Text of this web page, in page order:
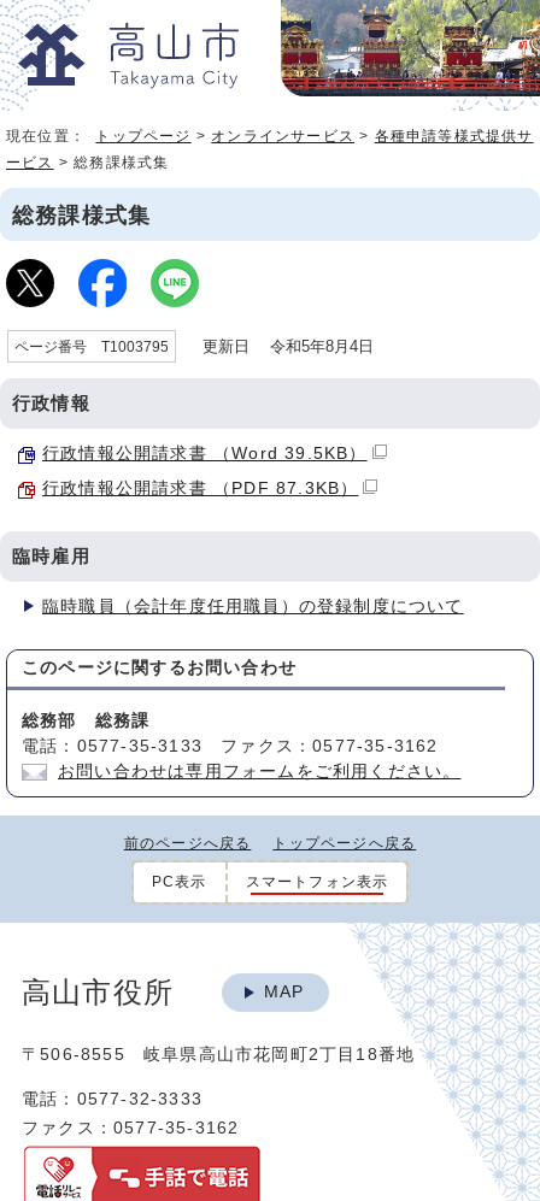
現在位置： トップページ > オンラインサービス > 各種申請等様式提供サ
ービス > 総務課様式集
総務課様式集
ページ番号 T1003795 更新日 令和5年8月4日
行政情報
行政情報公開請求書 （Word 39.5KB）
行政情報公開請求書 （PDF 87.3KB）
臨時雇用
臨時職員（会計年度任用職員）の登録制度について
このページに関する お問い合わせ
総務部 総務課
電話：0577-35-3133 ファクス：0577-35-3162
お問い合わせは専用フォームをご利用ください。
前のページへ戻る トップページへ戻る
PC表示 スマートフォン表示
高山市役所 MAP
〒506-8555 岐阜県高山市花岡町2丁目18番地
電話：0577-32-3333
ファクス：0577-35-3162